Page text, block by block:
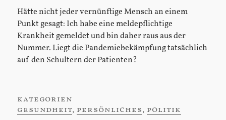
Hätte nicht jeder vernünftige Mensch an einem
Punkt gesagt: Ich habe eine meldepflichtige
Krankheit gemeldet und bin daher raus aus der
Nummer. Liegt die Pandemiebekämpfung tatsächlich
auf den Schultern der Patienten?
kategorien
gesundheit, persönliches, politik